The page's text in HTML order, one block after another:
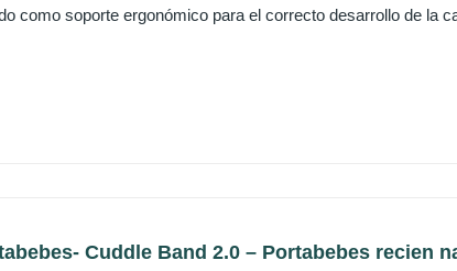
como soporte ergonómico para el correcto desarrollo de la
Cuddle Band 2.0 – Portabebes recien